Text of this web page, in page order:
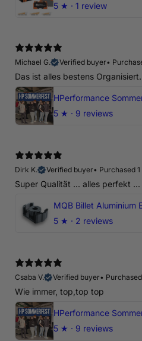
5 ★ · 1 review
Michael G.
Verified buyer•
Das ist alles bestens
5 ★ · 9 reviews
Dirk K.
Verified buyer• Purchased
Super Qualität ... alles perfekt ...
5 ★ · 2 reviews
Csaba V.
Verified buyer•
Wie immer, top,top top
5 ★ · 9 reviews